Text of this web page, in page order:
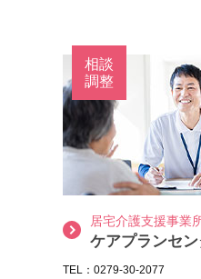
相談
調整
居宅介護支援事業
ケアプランセ
TEL：0279-30-2077